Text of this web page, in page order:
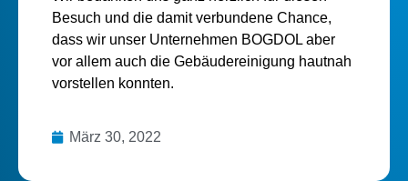
Besuch und die damit verbundene Chance,
dass wir unser Unternehmen BOGDOL aber
vor allem auch die Gebäudereinigung hautnah
vorstellen konnten.
März 30, 2022